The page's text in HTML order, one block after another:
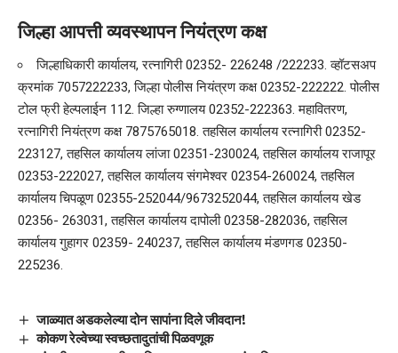
जिल्हा आपत्ती व्यवस्थापन नियंत्रण कक्ष
जिल्हाधिकारी कार्यालय, रत्नागिरी 02352- 226248 /222233. व्हॉटसअप
क्रमांक 7057222233, जिल्हा पोलीस नियंत्रण कक्ष 02352-222222. पोलीस
टोल फ्री हेल्पलाईन 112. जिल्हा रुग्णालय 02352-222363. महावितरण,
रत्नागिरी नियंत्रण कक्ष 7875765018. तहसिल कार्यालय रत्नागिरी 02352-
223127, तहसिल कार्यालय लांजा 02351-230024, तहसिल कार्यालय राजापूर
02353-222027, तहसिल कार्यालय संगमेश्वर 02354-260024, तहसिल
कार्यालय चिपळूण 02355-252044/9673252044, तहसिल कार्यालय खेड
02356- 263031, तहसिल कार्यालय दापोली 02358-282036, तहसिल
कार्यालय गुहागर 02359- 240237, तहसिल कार्यालय मंडणगड 02350-
225236.
जाळ्यात अडकलेल्या दोन सापांना दिले जीवदान!
कोकण रेल्वेच्या स्वच्छतादुतांची पिळवणूक